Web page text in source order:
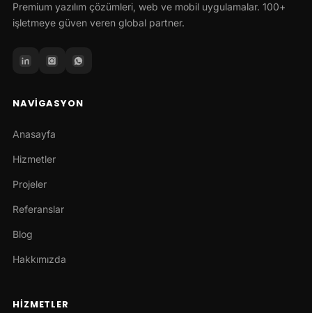
Premium yazılım çözümleri, web ve mobil uygulamalar. 100+
işletmeye güven veren global partner.
NAVIGASYON
Anasayfa
Hizmetler
Projeler
Referanslar
Blog
Hakkımızda
HIZMETLER